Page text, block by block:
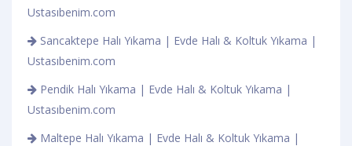
Ustasıbenim.com
Sancaktepe Halı Yıkama | Evde Halı & Koltuk Yıkama |
Ustasıbenim.com
Pendik Halı Yıkama | Evde Halı & Koltuk Yıkama |
Ustasıbenim.com
Maltepe Halı Yıkama | Evde Halı & Koltuk Yıkama |